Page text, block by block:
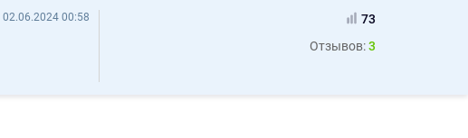
02.06.2024 00:58
73
Отзывов:3